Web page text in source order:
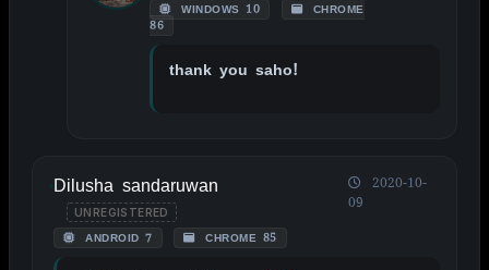
WINDOWS 10
CHROME
86
thank you saho!
Dilusha sandaruwan
UNREGISTERED
ANDROID 7 CHROME 85
2020-10-
09